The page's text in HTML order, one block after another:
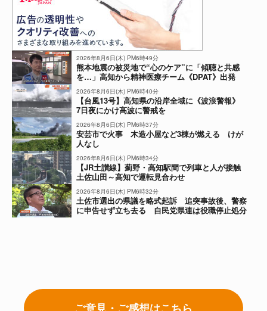
2026年8月6日(木) PM6時49分
熊本地震の被災地で“心のケア”に「傾聴と共感
を…」高知から精神医療チーム《DPAT》出発
2026年8月6日(木) PM6時40分
【台風13号】高知県の沿岸全域に《波浪警報》
7日夜にかけ高波に警戒を
2026年8月6日(木) PM6時37分
安芸市で火事 木造小屋など3棟が燃える けが
人なし
2026年8月6日(木) PM6時34分
【JR土讃線】薊野・高知駅間で列車と人が接触
土佐山田～高知で運転見合わせ
2026年8月6日(木) PM6時32分
土佐市選出の県議を略式起訴 追突事故後、警察
に申告せず立ち去る 自民党県連は役職停止処分